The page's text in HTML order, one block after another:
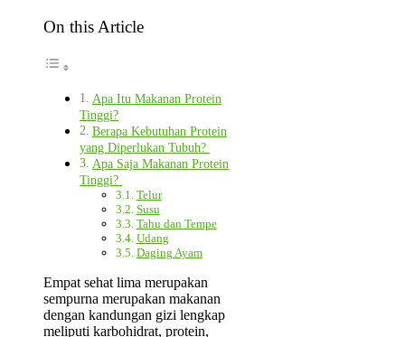
On this Article
Apa Itu Makanan Protein
Tinggi?
Berapa Kebutuhan Protein
yang Diperlukan Tubuh?
Apa Saja Makanan Protein
Tinggi?
Telur
Susu
Tahu dan Tempe
Udang
Daging Ayam
Empat sehat lima merupakan
sempurna merupakan makanan
dengan kandungan gizi lengkap
meliputi karbohidrat, protein,